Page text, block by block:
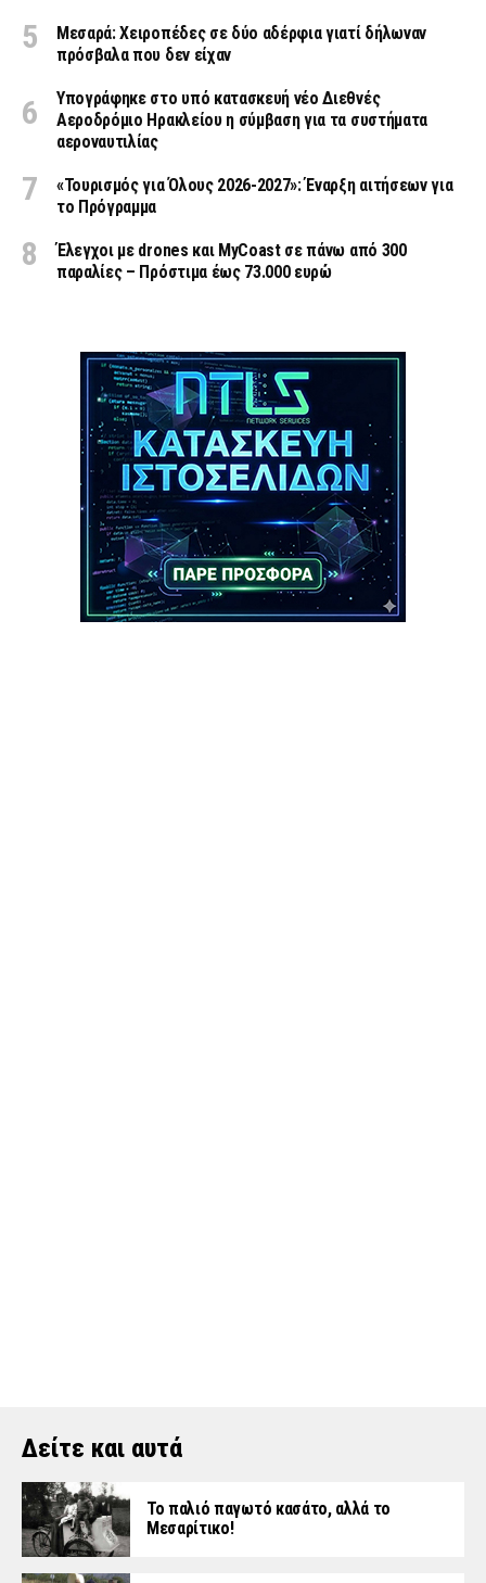
Μεσαρά: Χειροπέδες σε δύο αδέρφια γιατί δήλωναν
πρόσβαλα που δεν είχαν
Υπογράφηκε στο υπό κατασκευή νέο Διεθνές
Αεροδρόμιο Ηρακλείου η σύμβαση για τα συστήματα
αεροναυτιλίας
«Τουρισμός για Όλους 2026-2027»: Έναρξη αιτήσεων για
το Πρόγραμμα
Έλεγχοι με drones και MyCoast σε πάνω από 300
παραλίες – Πρόστιμα έως 73.000 ευρώ
Δείτε και αυτά
Το παλιό παγωτό κασάτο, αλλά το
Μεσαρίτικο!